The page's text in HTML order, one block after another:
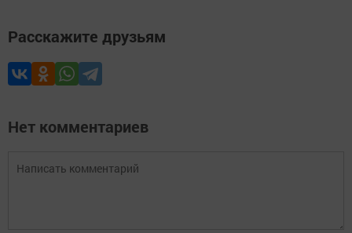
Расскажите друзьям
Нет комментариев